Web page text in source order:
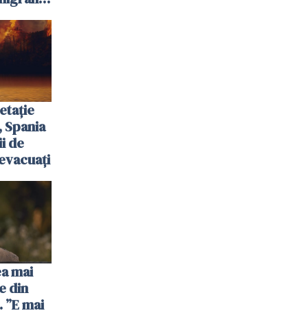
Spania
de
mai
din
mai